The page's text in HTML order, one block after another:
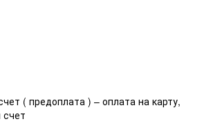
( предоплата ) – оплата на карту,
счет